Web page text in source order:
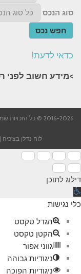
סוג הנכס
חפש נכס
כדאי לדעת!
>מידע חשוב לפני
2016-2026 © כל הזכויות שמורות ללוח הנדל"ן של צ'כיה -
לוח נדלן בצ'כיה |
דילוג לתוכן
פתח
סרגל
כלי נגישות
הגדל טקסט
הקטן טקסט
גווני אפור
ניגודיות גבוהה
ניגודיות הפוכה